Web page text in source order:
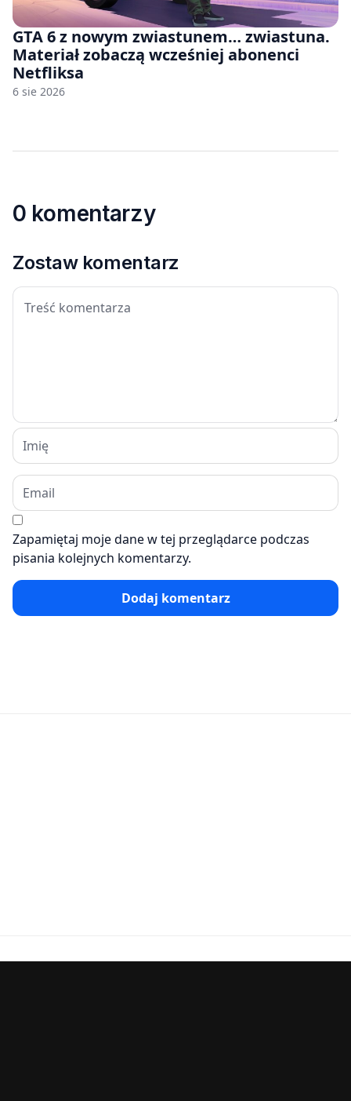
GTA 6 z nowym zwiastunem… zwiastuna.
Materiał zobaczą wcześniej abonenci
Netfliksa
6 sie 2026
0 komentarzy
Zostaw komentarz
Zapamiętaj moje dane w tej przeglądarce podczas
pisania kolejnych komentarzy.
Dodaj komentarz